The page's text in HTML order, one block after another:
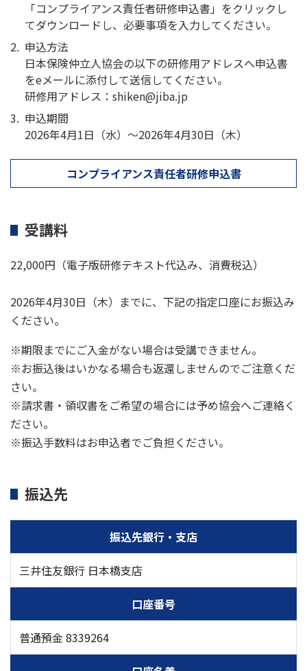
「コンプライアンス責任者研修申込書」をクリックし
てダウンロードし、必要事項を入力してください。
申込方法
日本保険仲立人協会の以下の研修用アドレスへ申込書
をeメールに添付して送信してください。
研修用アドレス：shiken@jiba.jp
申込期間
2026年4月1日（水）～2026年4月30日（木）
コンプライアンス責任者研修申込書
受講料
22,000円（電子版研修テキスト代込み、消費税込）
2026年4月30日（木）までに、下記の指定口座にお振込み
ください。
※期限までにご入金がない場合は受講できません。
※お振込後はいかなる場合も返還しませんのでご注意くだ
さい。
※請求書・領収書をご希望の場合には予め協会へご連絡く
ださい。
※振込手数料はお申込者でご負担ください。
振込先
振込先銀行・支店
三井住友銀行 日本橋支店
口座番号
普通預金 8339264